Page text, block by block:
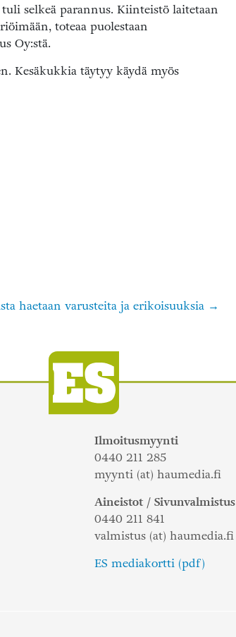
selkeä parannus. Kiinteistö laitetaan
toteaa puolestaan
Oy:stä.
Kesäkukkia täytyy käydä myös
haetaan varusteita ja erikoisuuksia
Ilmoitusmyynti
0440 211 285
myynti (at) haumedia.fi
Aineistot / Sivunvalmistus
0440 211 841
valmistus (at) haumedia.fi
ES mediakortti (pdf)